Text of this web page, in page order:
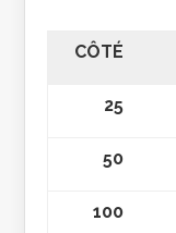
CÔTÉ
25
50
100